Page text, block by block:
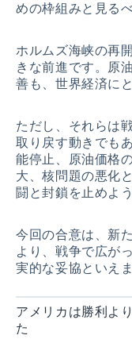
めの枠組みと見る
ホルムズ海峡の再
きな前進です。原
善も、世界経済に
ただし、それらは
取り戻す動きでも
能停止、原油価格
大、核問題の悪化
闘と封鎖を止めよ
今回の合意は、新
より、戦争で広が
実的な妥協といえま
アメリカは勝利よ
た